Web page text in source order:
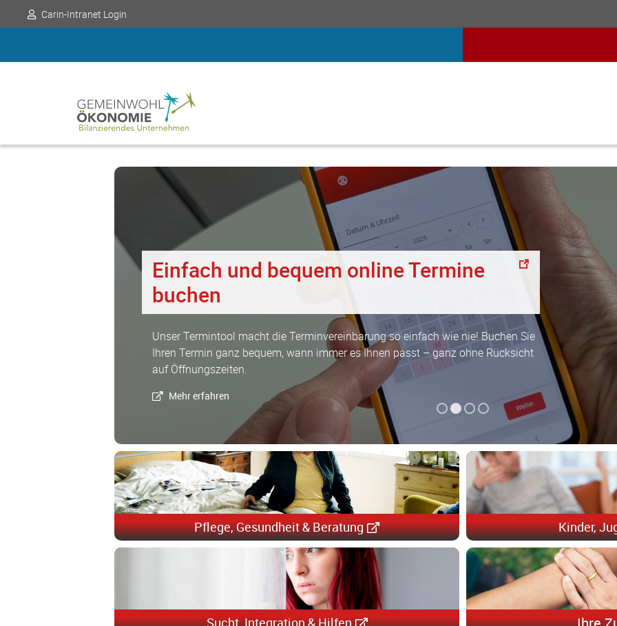
Carin-Intranet Login
Einfach und bequem online Termine
buchen
Unser Termintool macht die Terminvereinbarung so einfach wie nie! Buchen Sie
Ihren Termin ganz bequem, wann immer es Ihnen passt – ganz ohne Rücksicht
auf Öffnungszeiten.
Mehr erfahren
1 3 4
Pflege, Gesundheit & Beratung Kinder,
Sucht, Integration & Hilfen